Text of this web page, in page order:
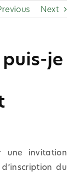
Next
je
une invitation
du